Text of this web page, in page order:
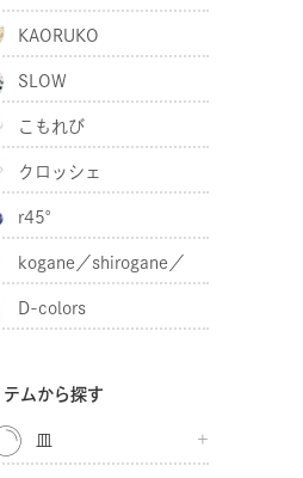
KAORUKO
SLOW
こもれび
クロッシェ
r45°
kogane／shirogane／
D-colors
テムから探す
皿